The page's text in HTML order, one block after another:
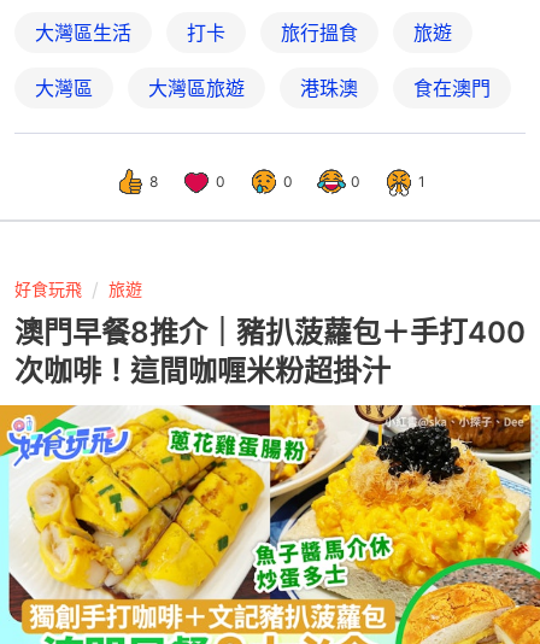
大灣區生活 打卡 旅行搵食 旅遊
大灣區 大灣區旅遊 港珠澳 食在澳門
8 0 0 0 1
好食玩飛 旅遊
澳門早餐8推介｜豬扒菠蘿包＋手打400
次咖啡！這間咖喱米粉超掛汁